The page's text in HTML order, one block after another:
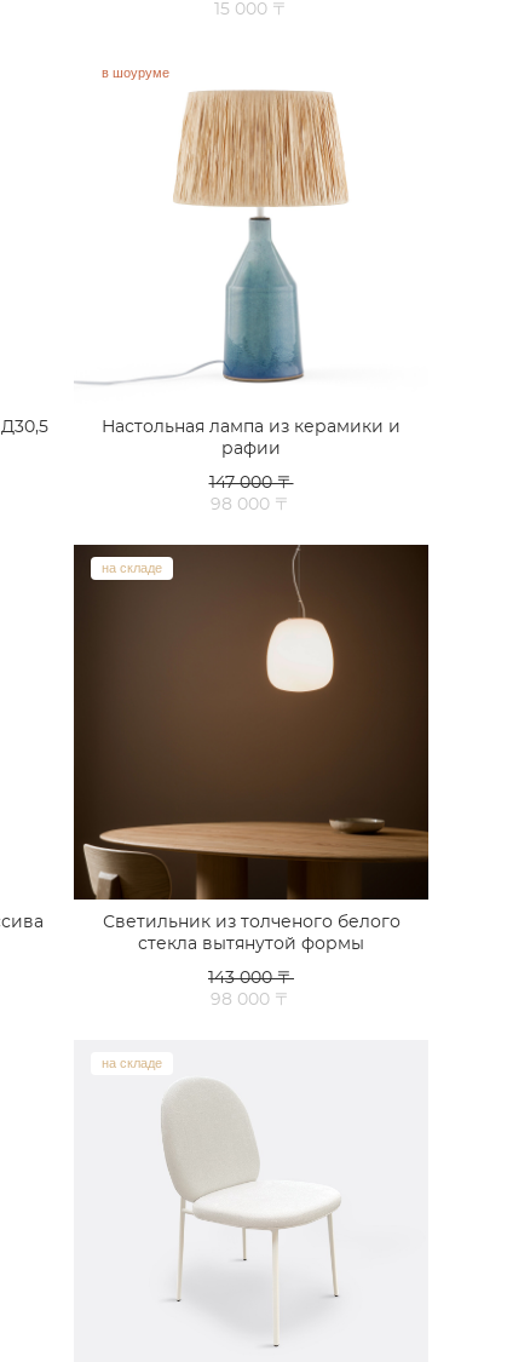
15 000 〒
в шоуруме
Настольная лампа из керамики и
рафии
147 000 〒
98 000 〒
на складе
Светильник из толченого белого
стекла вытянутой формы
143 000 〒
98 000 〒
на складе